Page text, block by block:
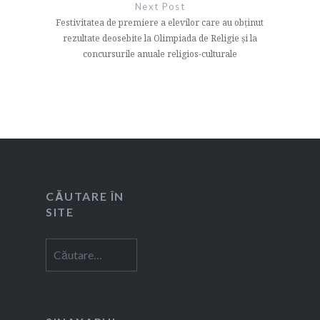
Next Post
Festivitatea de premiere a elevilor care au obținut
rezultate deosebite la Olimpiada de Religie și la
concursurile anuale religios-culturale
CĂUTARE ÎN
SITE
după: